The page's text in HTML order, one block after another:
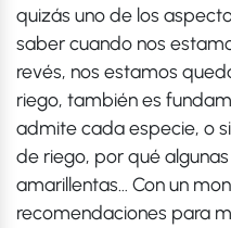
quizás uno de los
saber cuando nos
revés, nos estamos
riego, también es
admite cada especie, o
de riego, por qué
amarillentas… Con un
recomendaciones para